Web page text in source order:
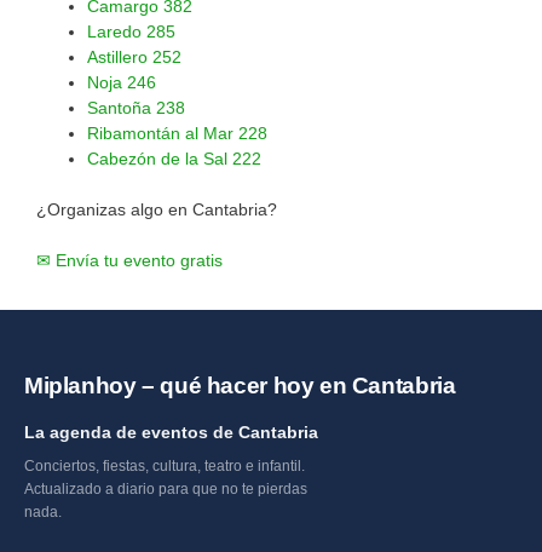
Camargo 382
Laredo 285
Astillero 252
Noja 246
Santoña 238
Ribamontán al Mar 228
Cabezón de la Sal 222
¿Organizas algo en Cantabria?
✉ Envía tu evento gratis
Miplanhoy – qué hacer hoy en Cantabria
La agenda de eventos de Cantabria
Conciertos, fiestas, cultura, teatro e infantil.
Actualizado a diario para que no te pierdas
nada.